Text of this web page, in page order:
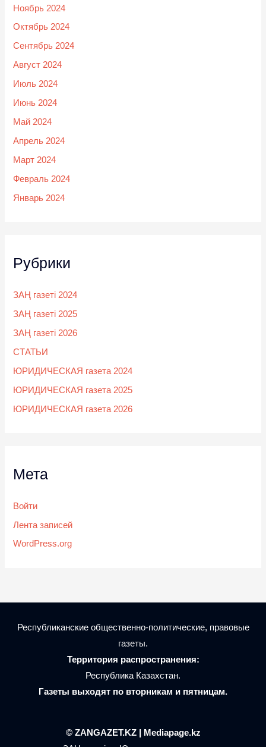
Ноябрь 2024
Октябрь 2024
Сентябрь 2024
Август 2024
Июль 2024
Июнь 2024
Май 2024
Апрель 2024
Март 2024
Февраль 2024
Январь 2024
Рубрики
ЗАҢ газеті 2024
ЗАҢ газеті 2025
ЗАҢ газеті 2026
СТАТЬИ
ЮРИДИЧЕСКАЯ газета 2024
ЮРИДИЧЕСКАЯ газета 2025
ЮРИДИЧЕСКАЯ газета 2026
Мета
Войти
Лента записей
WordPress.org
Республиканские общественно-политические, правовые
газеты.
Территория распространения:
Республика Казахстан.
Газеты выходят по вторникам и пятницам.
© ZANGAZET.KZ | Mediapage.kz